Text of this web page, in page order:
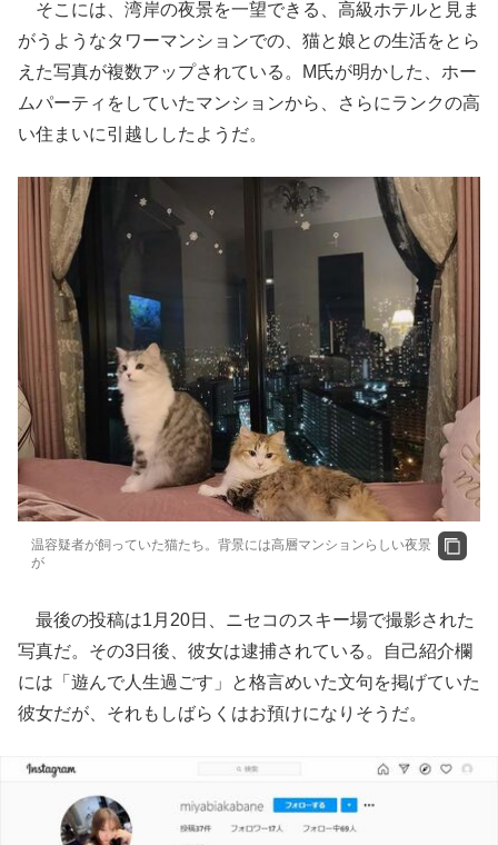
そこには、湾岸の夜景を一望できる、高級ホテルと見ま
がうようなタワーマンションでの、猫と娘との生活をとら
えた写真が複数アップされている。M氏が明かした、ホー
ムパーティをしていたマンションから、さらにランクの高
い住まいに引越ししたようだ。
温容疑者が飼っていた猫たち。背景には高層マンションらしい夜景
が
最後の投稿は1月20日、ニセコのスキー場で撮影された
写真だ。その3日後、彼女は逮捕されている。自己紹介欄
には「遊んで人生過ごす」と格言めいた文句を掲げていた
彼女だが、それもしばらくはお預けになりそうだ。